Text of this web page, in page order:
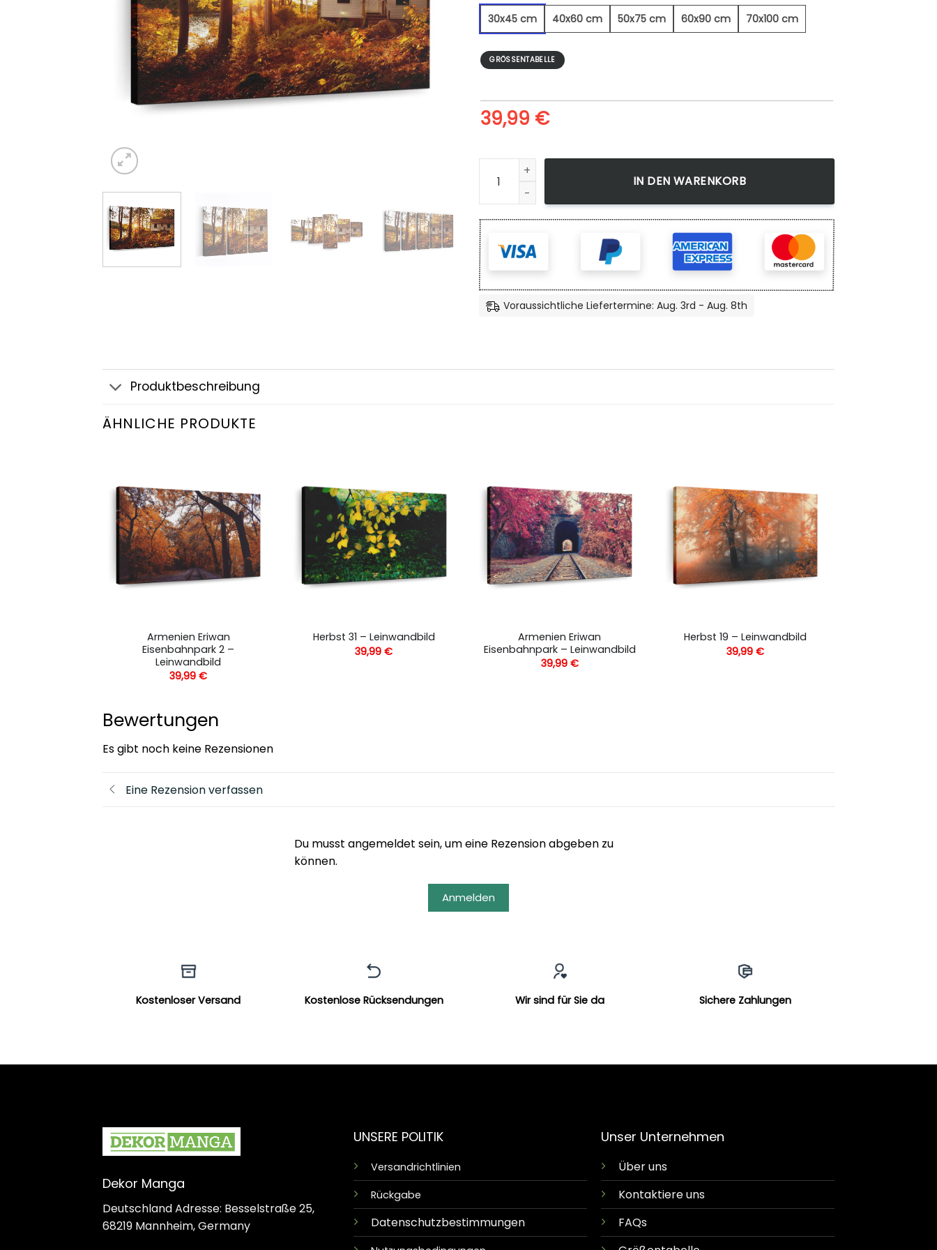
30x45 cm
40x60 cm 50x75 cm 60x90 cm 70x100 cm
GRÖSSENTABELLE
39,99 €
Weißes Häuschen - Leinwandbild Menge
IN DEN WARENKORB
Voraussichtliche Liefertermine: Aug. 3rd - Aug. 8th
Produktbeschreibung
ÄHNLICHE PRODUKTE
Armenien Eriwan
Eisenbahnpark 2 –
Leinwandbild
39,99€
Herbst 31 – Leinwandbild
39,99€
Armenien Eriwan
Eisenbahnpark – Leinwandbild
39,99 €
Herbst 19 – Leinwandbild
39,99 €
Bewertungen
Es gibt noch keine Rezensionen
Eine Rezension verfassen
Du musst angemeldet sein, um eine Rezension abgeben zu
können.
Anmelden
Kostenloser Versand Kostenlose Rücksendungen Wir sind für Sie da Sichere Zahlungen
Dekor Manga
Deutschland Adresse: Besselstraße 25,
68219 Mannheim, Germany
UNSERE POLITIK
Versandrichtlinien
Rückgabe
Datenschutzbestimmungen
Unser Unternehmen
Über uns
Kontaktiere uns
FAQs